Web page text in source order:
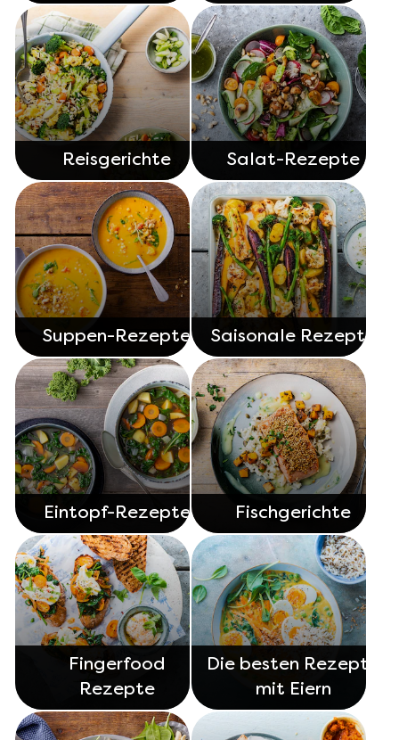
Reisgerichte Salat-Rezepte
Suppen-Rezepte Saisonale Rezepte
Eintopf-Rezepte Fischgerichte
Fingerfood
Rezepte
Die besten Rezepte
mit Eiern